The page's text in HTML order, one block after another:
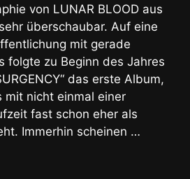
von LUNAR BLOOD aus
überschaubar. Auf eine
mit gerade
folgte zu Beginn des Jahres
das erste Album,
mit nicht einmal einer
fast schon eher als
Immerhin scheinen …